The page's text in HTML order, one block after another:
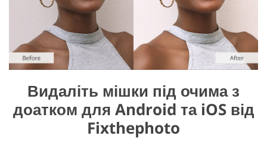
Видаліть мішки під очима з
доатком для Android та iOS від
Fixthephoto